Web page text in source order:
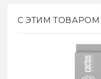
С ЭТИМ